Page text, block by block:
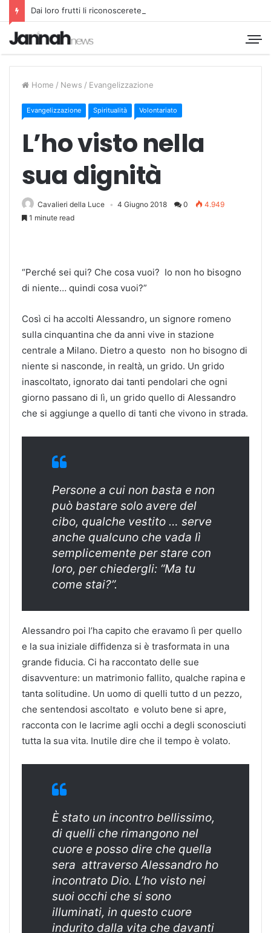
Dai loro frutti li riconoscerete
Home / News / Evangelizzazione
Evangelizzazione Spiritualità Volontariato
L’ho visto nella
sua dignità
Cavalieri della Luce 4 Giugno 2018 0
4.949
1 minute read
“Perché sei qui? Che cosa vuoi? Io non ho bisogno
di niente… quindi cosa vuoi?”
Così ci ha accolti Alessandro, un signore romeno
sulla cinquantina che da anni vive in stazione
centrale a Milano. Dietro a questo non ho bisogno di
niente si nasconde, in realtà, un grido. Un grido
inascoltato, ignorato dai tanti pendolari che ogni
giorno passano di lì, un grido quello di Alessandro
che si aggiunge a quello di tanti che vivono in strada.
Persone a cui non basta e non
può bastare solo avere del
cibo, qualche vestito … serve
anche qualcuno che vada lì
semplicemente per stare con
loro, per chiedergli: “Ma tu
come stai?”.
Alessandro poi l’ha capito che eravamo lì per quello
e la sua iniziale diffidenza si è trasformata in una
grande fiducia. Ci ha raccontato delle sue
disavventure: un matrimonio fallito, qualche rapina e
tanta solitudine. Un uomo di quelli tutto d un pezzo,
che sentendosi ascoltato e voluto bene si apre,
racconta con le lacrime agli occhi a degli sconosciuti
tutta la sua vita. Inutile dire che il tempo è volato.
È stato un incontro bellissimo,
di quelli che rimangono nel
cuore e posso dire che quella
sera attraverso Alessandro ho
incontrato Dio. L’ho visto nei
suoi occhi che si sono
illuminati, in questo cuore
indurito dalla vita che davanti